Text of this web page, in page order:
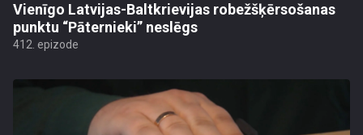
Vienīgo Latvijas-Baltkrievijas robežšķērsošanas
punktu “Pāternieki” neslēgs
412. epizode